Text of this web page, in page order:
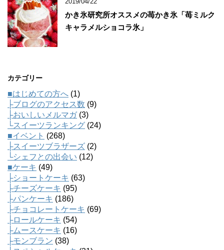
かき氷研究所オススメの苺かき氷「苺ミルク
キャラメルショコラ氷」
カテゴリー
■はじめての方へ (1)
├ブログのアクセス数 (9)
├おいしいメルマガ(3)
└スイーツランキング (24)
■イベント (268)
├スイーツブラザーズ (2)
└シェフとの出会い (12)
■ケーキ (49)
├ショートケーキ (63)
├チーズケーキ (95)
├パンケーキ (186)
├チョコレートケーキ (69)
├ロールケーキ (54)
├ムースケーキ (16)
├モンブラン (38)